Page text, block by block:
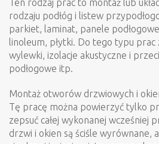
Ten rodzaj prac to montaż lub
rodzaju podłóg i listew
parkiet, laminat, panele
linoleum, płytki. Do tego typu prac
wylewki, izolacje akustyczne i
podłogowe itp.
Montaż otworów drzwiowych i
Tę pracę można powierzyć tylko
zepsuć całej wykonanej wcześniej
drzwi i okien są ściśle wyrównane,